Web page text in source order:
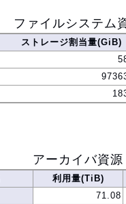
ファイルシステム
ストレージ割当量(GiB)
アーカイバ資源
利用量(TiB)
71.08